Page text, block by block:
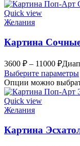
Quick view
Желания
Картина
3600 ₽ – 11000 ₽
Выберите параметры
Опции можно
Quick view
Желания
Картина